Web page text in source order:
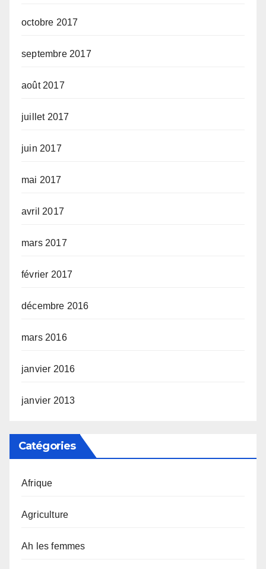
octobre 2017
septembre 2017
août 2017
juillet 2017
juin 2017
mai 2017
avril 2017
mars 2017
février 2017
décembre 2016
mars 2016
janvier 2016
janvier 2013
Catégories
Afrique
Agriculture
Ah les femmes